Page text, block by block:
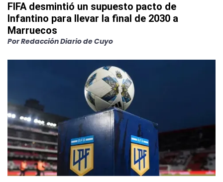
FIFA desmintió un supuesto pacto de
Infantino para llevar la final de 2030 a
Marruecos
PorRedacción Diario de Cuyo